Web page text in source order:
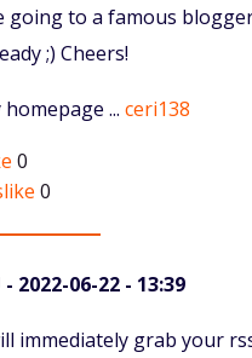
going to a famous
;) Cheers!
homepage ... ceri138
0
0
- 2022-06-22 - 13:39
immediately grab your